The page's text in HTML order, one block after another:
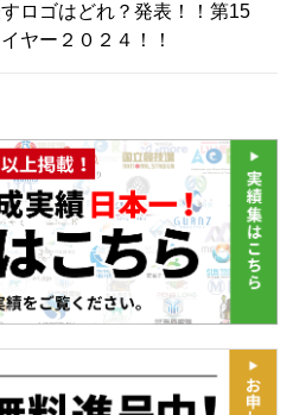
ロゴはどれ？発表！！第15
ヤー２０２４！！